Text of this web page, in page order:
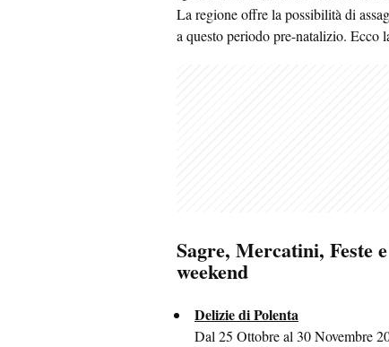
La regione offre la possibilità di
a questo periodo pre-natalizio. Ecco
Sagre, Mercatini, Feste
weekend
Delizie di Polenta
Dal 25 Ottobre al 30 Novembre